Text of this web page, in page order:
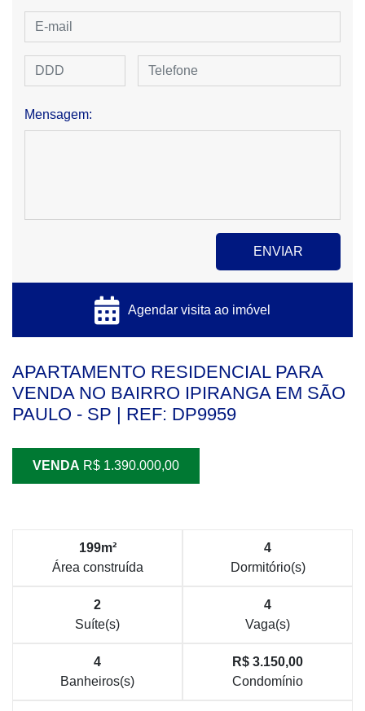
Mensagem:
Agendar visita ao imóvel
APARTAMENTO RESIDENCIAL PARA
VENDA NO BAIRRO IPIRANGA EM SÃO
PAULO - SP | REF: DP9959
VENDA R$ 1.390.000,00
199m²
Área construída
4
Dormitório(s)
2
Suíte(s)
4
Vaga(s)
4
Banheiros(s)
R$ 3.150,00
Condomínio